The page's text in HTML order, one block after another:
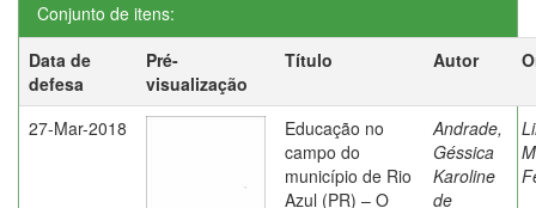
Conjunto de itens:
Data de
defesa
Pré-
visualização
Título Autor
27-Mar-2018
Educação no
campo do
município de Rio
Azul (PR) – O
Andrade,
Géssica
Karoline
de